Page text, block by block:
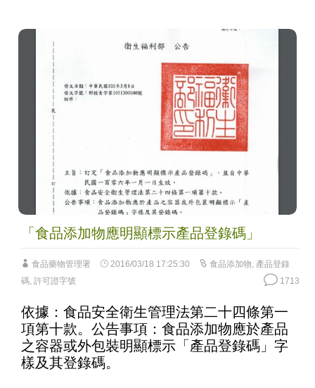
「食品添加物應明顯標示產品登錄碼」
食品藥物管理署 2016/03/18 17:25:30 食品添加物, 產品登錄
碼, 許可證字號 1713
依據：食品安全衛生管理法第二十四條第一
項第十款。公告事項：食品添加物應於產品
之容器或外包裝明顯標示「產品登錄碼」字
樣及其登錄碼。